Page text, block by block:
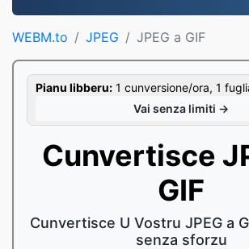
WEBM.to JPEG JPEG a GIF
Pianu libberu: 1 cunversione/ora, 1
Vai senza limiti →
Cunvertisce
GIF
Cunvertisce U Vostru JPEG a
senza sforzu